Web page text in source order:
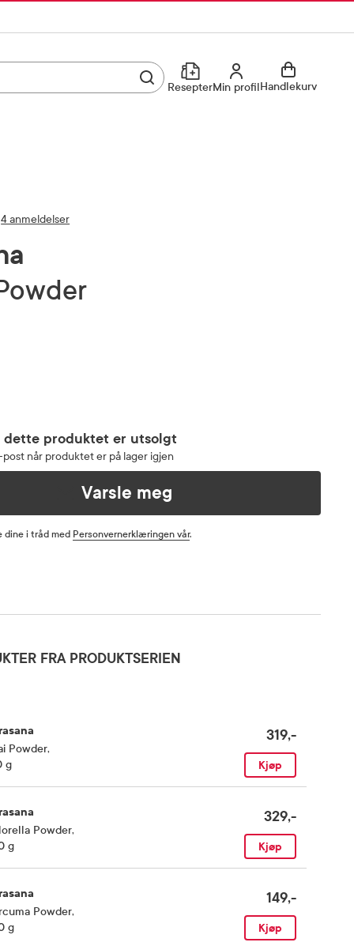
Utfør søkResepter
Resepthistorikk
Min profilMin profilHandlekurv
4 anmeldelser
dette produktet er utsolgt
når produktet er på lager igjen
Varsle meg
dine i tråd med Personvernerklæringen vår.
FRA PRODUKTSERIEN
Powder,
g
319,-
Kjøp
Powder,
g
329,-
Kjøp
Powder,
g
149,-
Kjøp